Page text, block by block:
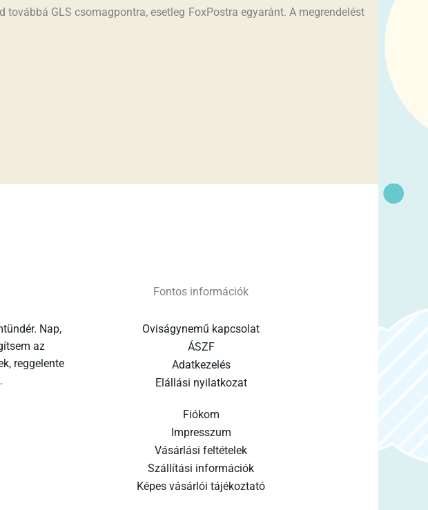
GLS csomagpontra, esetleg FoxPostra egyaránt. A megrendelést
Nap,
az
reggelente
Fontos információk
Oviságynemű kapcsolat
ÁSZF
Adatkezelés
Elállási nyilatkozat
Fiókom
Impresszum
Vásárlási feltételek
Szállítási információk
Képes vásárlói tájékoztató